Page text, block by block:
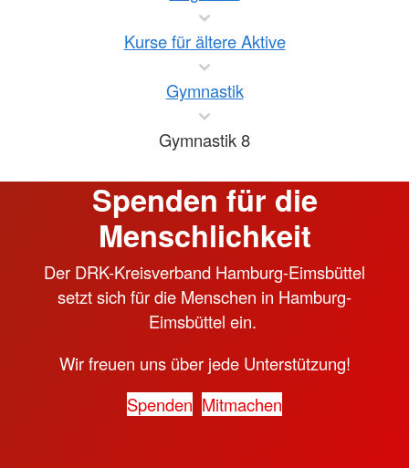
Kurse für ältere Aktive
Gymnastik
Gymnastik 8
Spenden für die
Menschlichkeit
Der DRK-Kreisverband Hamburg-Eimsbüttel
setzt sich für die Menschen in Hamburg-
Eimsbüttel ein.
Wir freuen uns über jede Unterstützung!
Spenden Mitmachen